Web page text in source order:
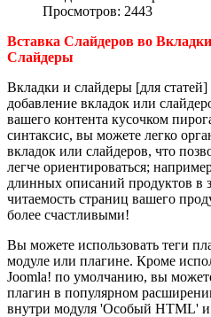
Просмотров: 2443
Вставка Слайдеров во
Слайдеры
Вкладки и слайдеры [для
добавление вкладок или
вашего контента кусочком
синтаксис, вы можете легко
вкладок или слайдеров, что
легче ориентироваться;
длинных описаний продуктов в
читаемость страниц вашего
более счастливыми!
Вы можете использовать теги
модуле или плагине. Кроме
Joomla! по умолчанию, вы
плагин в популярном
внутри модуля 'Особый HTML' и